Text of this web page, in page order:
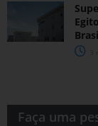
Faça uma